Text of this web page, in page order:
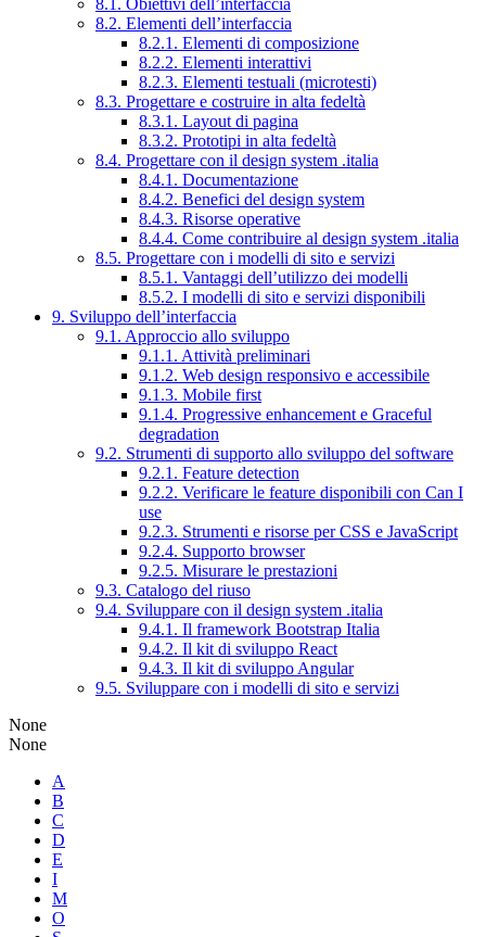
8.1. Obiettivi dell’interfaccia
8.2. Elementi dell’interfaccia
8.2.1. Elementi di composizione
8.2.2. Elementi interattivi
8.2.3. Elementi testuali (microtesti)
8.3. Progettare e costruire in alta fedeltà
8.3.1. Layout di pagina
8.3.2. Prototipi in alta fedeltà
8.4. Progettare con il design system .italia
8.4.1. Documentazione
8.4.2. Benefici del design system
8.4.3. Risorse operative
8.4.4. Come contribuire al design system .italia
8.5. Progettare con i modelli di sito e servizi
8.5.1. Vantaggi dell’utilizzo dei modelli
8.5.2. I modelli di sito e servizi disponibili
9. Sviluppo dell’interfaccia
9.1. Approccio allo sviluppo
9.1.1. Attività preliminari
9.1.2. Web design responsivo e accessibile
9.1.3. Mobile first
9.1.4. Progressive enhancement e Graceful
degradation
9.2. Strumenti di supporto allo sviluppo del software
9.2.1. Feature detection
9.2.2. Verificare le feature disponibili con Can I
use
9.2.3. Strumenti e risorse per CSS e JavaScript
9.2.4. Supporto browser
9.2.5. Misurare le prestazioni
9.3. Catalogo del riuso
9.4. Sviluppare con il design system .italia
9.4.1. Il framework Bootstrap Italia
9.4.2. Il kit di sviluppo React
9.4.3. Il kit di sviluppo Angular
9.5. Sviluppare con i modelli di sito e servizi
None
None
A
B
C
D
E
I
M
O